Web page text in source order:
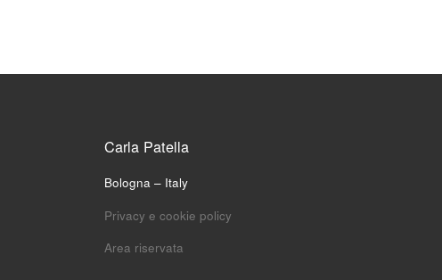
Carla Patella
Bologna – Italy
Privacy e cookie policy
Area riservata